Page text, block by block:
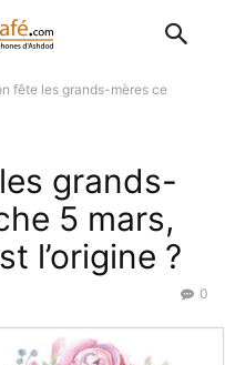
fête les grands-mères ce
grands-
5 mars,
l’origine ?
0